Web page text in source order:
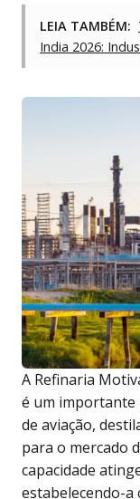
LEIA TAMBÉM:
India 2026:
A Refinaria
é um importante
de aviação,
para o mercado
capacidade
estabelecendo-a